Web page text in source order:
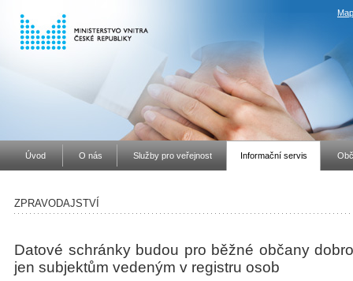
Úvod O nás Služby pro veřejnost Informační servis
ZPRAVODAJSTVÍ
Datové schránky budou pro běžné občany
jen subjektům vedeným v registru osob